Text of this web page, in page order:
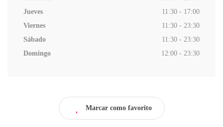
Jueves
11:30 - 17:00
Viernes
11:30 - 23:30
Sábado
11:30 - 23:30
Domingo
12:00 - 23:30
Marcar como favorito